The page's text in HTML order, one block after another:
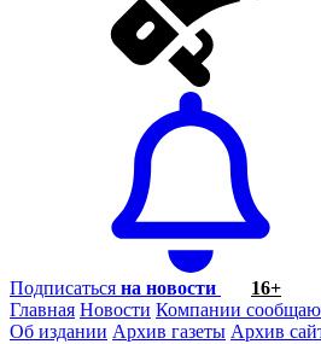
Подписаться на новости
16+
Главная Новости Компании
Об издании Архив газеты Архив